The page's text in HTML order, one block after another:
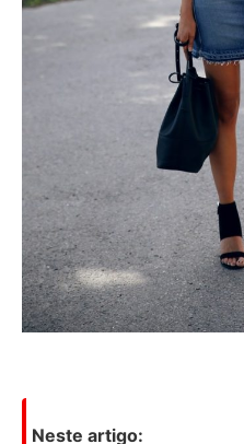
Neste artigo: